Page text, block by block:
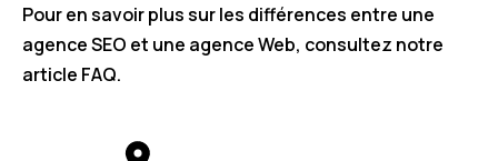
Pour en savoir plus sur les différences entre une
agence SEO et une agence Web, consultez notre
article FAQ.